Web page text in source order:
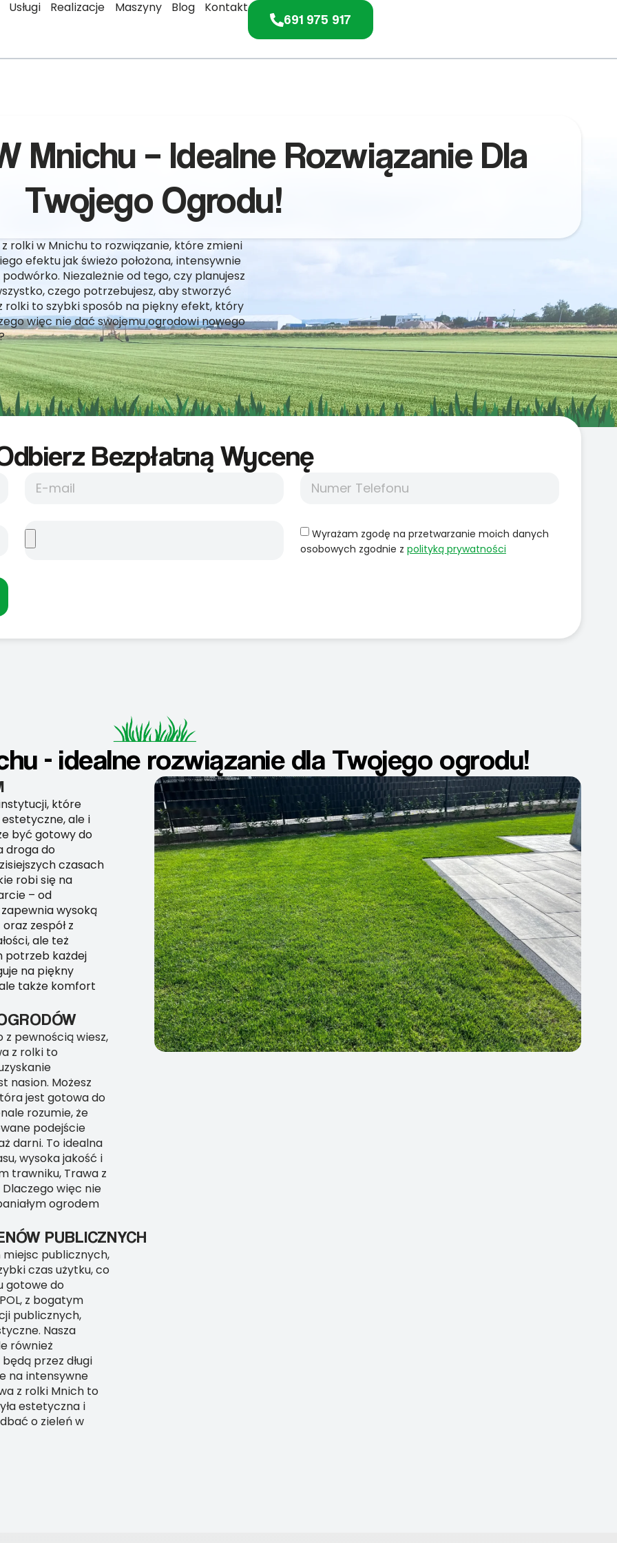
Usługi Realizacje Maszyny Blog Kontakt
691 975 917
Mnichu – Idealne Rozwiązanie Dla
Twojego Ogrodu!
rolki w Mnichu to rozwiązanie, które zmieni
efektu jak świeżo położona, intensywnie
Niezależnie od tego, czy planujesz
czego potrzebujesz, aby stworzyć
rolki to szybki sposób na piękny efekt, który
więc nie dać swojemu ogrodowi nowego
Bezpłatną Wycenę
Wyrażam zgodę na przetwarzanie moich danych
osobowych zgodnie z polityką prywatności
- idealne rozwiązanie dla Twojego ogrodu!
które
ale i
być gotowy do
droga do
czasach
robi się na
– od
wysoką
zespół z
ale też
potrzeb każdej
na piękny
także komfort
z pewnością wiesz,
z rolki to
nasion. Możesz
jest gotowa do
rozumie, że
podejście
darni. To idealna
wysoka jakość i
trawniku, Trawa z
więc nie
ogrodem
PUBLICZNYCH
publicznych,
czas użytku, co
gotowe do
z bogatym
publicznych,
Nasza
również
przez długi
na intensywne
z rolki Mnich to
estetyczna i
o zieleń w